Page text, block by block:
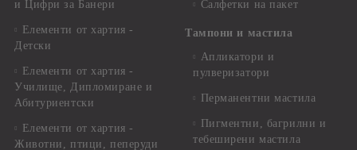
и Цифри за Банери
Елементи от хартия -
Детски
Елементи от хартия -
Училище, Дипломиране и
Абитуриентски
Елементи от хартия -
Животни, птици, пеперуди
Салфетки на пакет
Тампони и мастила
Апликатори и
пулверизатори
Перманентни мастила
Пигментни, багрилни и
тебеширени мастила